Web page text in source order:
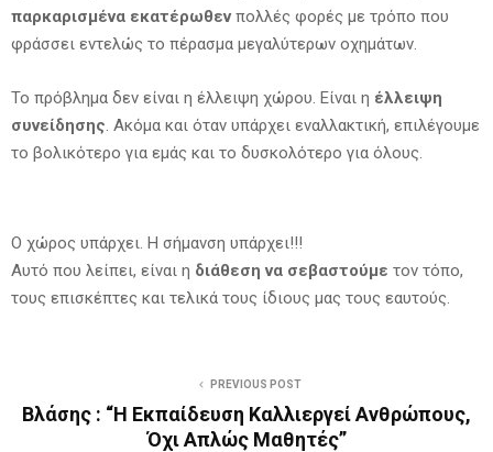
παρκαρισμένα εκατέρωθενπολλές φορές με τρόπο που
φράσσει εντελώς το πέρασμα μεγαλύτερων οχημάτων.
Το πρόβλημα δεν είναι η έλλειψη χώρου. Είναι η έλλειψη
συνείδησης . Ακόμα και όταν υπάρχει εναλλακτική, επιλέγουμε
το βολικότερο για εμάς και το δυσκολότερο για όλους.
Ο χώρος υπάρχει. Η σήμανση υπάρχει!!!
Αυτό που λείπει, είναι η διάθεση να σεβαστούμε τον τόπο,
τους επισκέπτες και τελικά τους ίδιους μας τους εαυτούς.
PREVIOUS POST
Βλάσης : “Η Εκπαίδευση Καλλιεργεί Ανθρώπους,
Όχι Απλώς Μαθητές”